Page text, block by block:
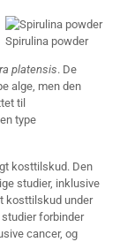
Spirulina powder
platensis. De
alge, men den
til
type
kosttilskud. Den
studier, inklusive
kosttilskud under
forbinder
cancer, og